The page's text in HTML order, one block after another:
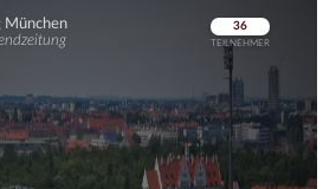
Überspringen